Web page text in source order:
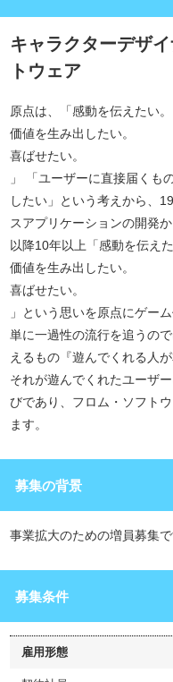
キャラクターデザ
トウェア
原点は、「感動を伝えたい。
価値を生み出したい。
喜ばせたい。
」 「ユーザーに直接届くも
したい」という考えから、
スアプリケーションの開発
以降10年以上「感動を伝えた
価値を生み出したい。
喜ばせたい。
」という思いを原点にゲー
単に一過性の流行を追うの
えるもの『遊んでくれる人
それが遊んでくれたユーザ
びであり、フロム・ソフト
ます。
募集の背景
事業拡大のための増員募集で
募集条件
雇用形態